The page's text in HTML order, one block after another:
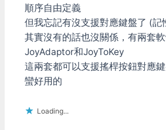
順序自由定義
但我忘記有沒支援對應鍵盤了 (記
其實沒有的話也沒關係，有兩套
JoyAdaptor和JoyToKey
這兩套都可以支援搖桿按鈕對應
蠻好用的
Loading...